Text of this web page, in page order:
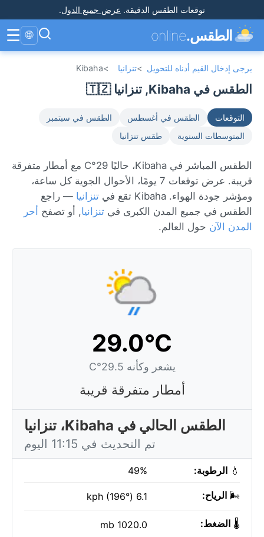
توقعات الطقس الدقيقة. عرض جميع الدول.
الطقس.online
🌐
☰
يرجى إدخال القيم أدناه للتحويل >تنزانيا >
Kibaha
الطقس في Kibaha, تنزانيا 🇹🇿
التوقعات الطقس في أغسطس
الطقس في سبتمبر
المتوسطات السنوية
طقس تنزانيا
الطقس المباشر في Kibaha، حاليًا 29°C مع أمطار متفرقة
قريبة. عرض توقعات 7 يومًا، الأحوال الجوية كل ساعة،
ومؤشر جودة الهواء. Kibaha تقع في
تنزانيا — راجع
الطقس في جميع المدن الكبرى في تنزانيا, أو تصفح أحر
المدن الآن حول العالم.
29.0°C
يشعر وكأنه 29.5°C
أمطار متفرقة قريبة
الطقس الحالي في Kibaha، تنزانيا
تم التحديث في 11:15 اليوم
💧 الرطوبة: 49%
🌬️ الرياح: 6.1 kph (196°)
🌡️ الضغط: 1020.0 mb